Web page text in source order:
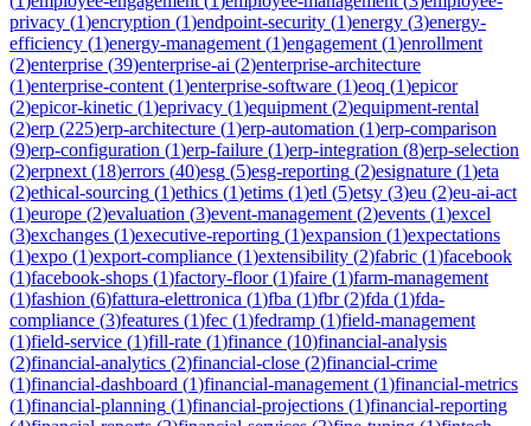
privacy (1)encryption (1)endpoint-security (1)energy (3)energy-
efficiency (1)energy-management (1)engagement (1)enrollment
(2)enterprise (39)enterprise-ai (2)enterprise-architecture
(1)enterprise-content (1)enterprise-software (1)eoq (1)epicor
(2)epicor-kinetic (1)eprivacy (1)equipment (2)equipment-rental
(2)erp (225)erp-architecture (1)erp-automation (1)erp-comparison
(9)erp-configuration (1)erp-failure (1)erp-integration (8)erp-selection
(2)erpnext (18)errors (40)esg (5)esg-reporting (2)esignature (1)eta
(2)ethical-sourcing (1)ethics (1)etims (1)etl (5)etsy (3)eu (2)eu-ai-act
(1)europe (2)evaluation (3)event-management (2)events (1)excel
(3)exchanges (1)executive-reporting (1)expansion (1)expectations
(1)expo (1)export-compliance (1)extensibility (2)fabric (1)facebook
(1)facebook-shops (1)factory-floor(1)faire (1)farm-management
(1)fashion (6)fattura-elettronica (1)fba (1)fbr(2)fda (1)fda-
compliance (3)features (1)fec (1)fedramp (1)field-management
(1)field-service (1)fill-rate (1)finance (10)financial-analysis
(2)financial-analytics (2)financial-close (2)financial-crime
(1)financial-dashboard (1)financial-management (1)financial-metrics
(1)financial-planning (1)financial-projections (1)financial-reporting